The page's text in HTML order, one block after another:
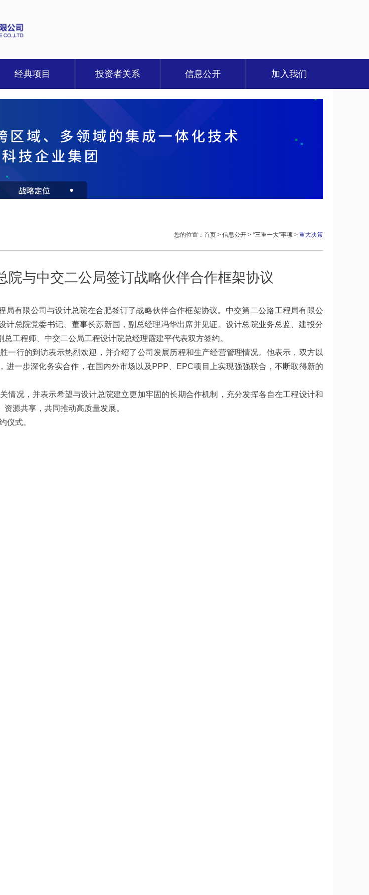
经典项目 投资者关系 信息公开 加入我们
您的位置： 首页 > 信息公开 > “三重一大”事项 > 重大决策
院与中交二公局签订战略伙伴合作框架协议
局有限公司与设计总院在合肥签订了战略伙伴合作框架协议。中交第二公路工程局有限公
计总院党委书记、董事长苏新国，副总经理冯华出席并见证。设计总院业务总监、建投分
工程师、中交二公局工程设计院总经理霰建平代表双方签约。
一行的到访表示热烈欢迎，并介绍了公司发展历程和生产经营管理情况。他表示，双方以
进一步深化务实合作，在国内外市场以及PPP、EPC项目上实现强强联合，不断取得新的
情况，并表示希望与设计总院建立更加牢固的长期合作机制，充分发挥各自在工程设计和
源共享，共同推动高质量发展。
仪式。